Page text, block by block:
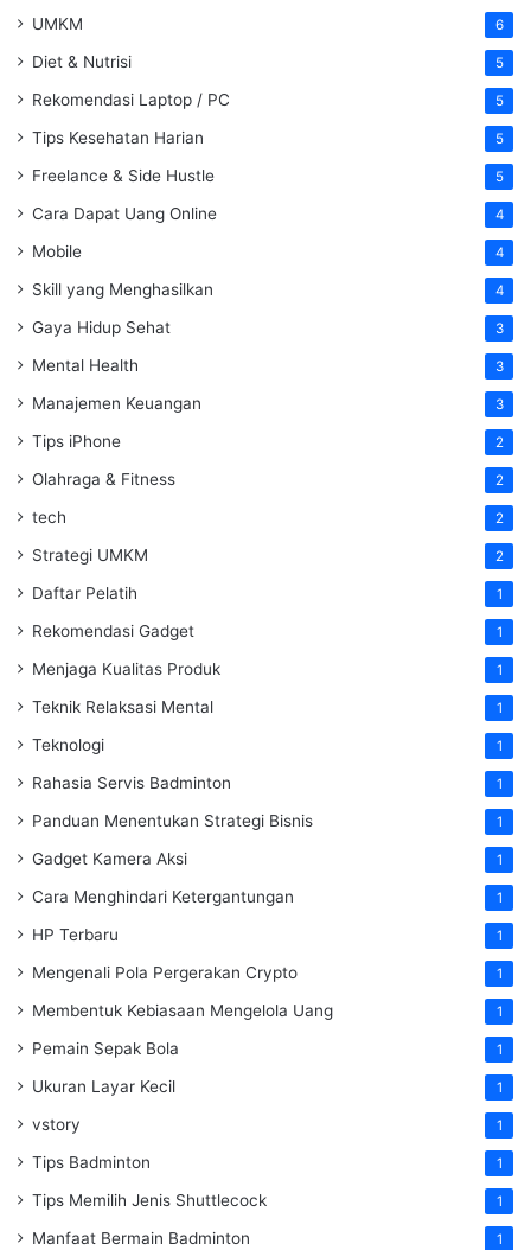
UMKM 6
Diet & Nutrisi 5
Rekomendasi Laptop / PC 5
Tips Kesehatan Harian 5
Freelance & Side Hustle 5
Cara Dapat Uang Online 4
Mobile 4
Skill yang Menghasilkan 4
Gaya Hidup Sehat 3
Mental Health 3
Manajemen Keuangan 3
Tips iPhone 2
Olahraga & Fitness 2
tech 2
Strategi UMKM 2
Daftar Pelatih 1
Rekomendasi Gadget 1
Menjaga Kualitas Produk 1
Teknik Relaksasi Mental 1
Teknologi 1
Rahasia Servis Badminton 1
Panduan Menentukan Strategi Bisnis 1
Gadget Kamera Aksi 1
Cara Menghindari Ketergantungan 1
HP Terbaru 1
Mengenali Pola Pergerakan Crypto 1
Membentuk Kebiasaan Mengelola Uang 1
Pemain Sepak Bola 1
Ukuran Layar Kecil 1
vstory 1
Tips Badminton 1
Tips Memilih Jenis Shuttlecock 1
Manfaat Bermain Badminton 1